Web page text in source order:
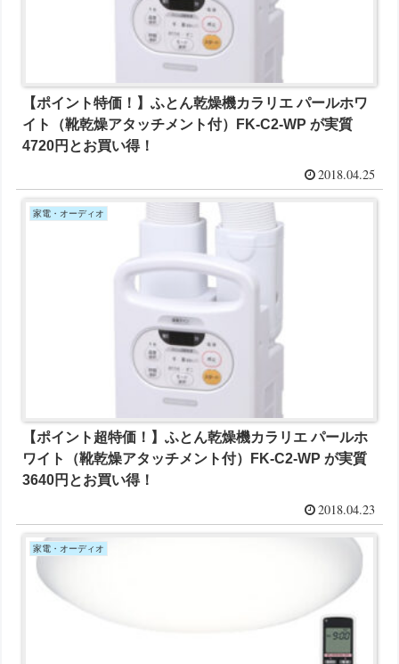
【ポイント特価！】ふとん乾燥機カラリエ パールホワ
イト（靴乾燥アタッチメント付）FK-C2-WP が実質
4720円とお買い得！
2018.04.25
家電・オーディオ
【ポイント超特価！】ふとん乾燥機カラリエ パールホ
ワイト（靴乾燥アタッチメント付）FK-C2-WP が実質
3640円とお買い得！
2018.04.23
家電・オーディオ